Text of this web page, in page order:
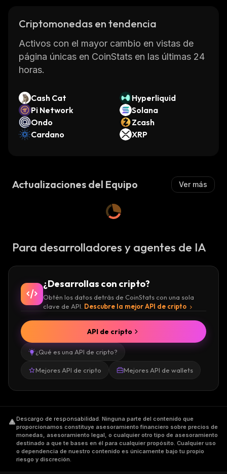
Criptomonedas en tendencia
Activos con el mayor cambio en vistas de
página únicas en CoinStats en las últimas 24
horas.
Cash Cat
Hyperliquid
Pi Network
Solana
Ondo
Zcash
Cardano
XRP
Actualizaciones del Equipo Ver más
Para desarrolladores y agentes de IA
¿Desarrollas con cripto?
Obtén los datos detrás de CoinStats con una sola
clave de API. Descubre la mejor API de cripto
¿Qué es una API de cripto?
Mejores API de cripto Mejores API de wallets
API de cripto
Descargo de responsabilidad. Ninguna parte del contenido que
proporcionamos constituye asesoramiento financiero sobre precios de
monedas, asesoramiento legal, o cualquier otro tipo de asesoramiento
destinado a que te bases en él para cualquier propósito. Cualquier uso
o dependencia de nuestro contenido es únicamente bajo tu propio
riesgo y discreción.